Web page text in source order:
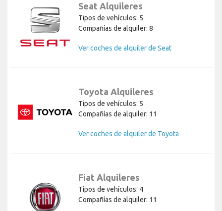
Seat Alquileres
Tipos de vehículos: 5
Compañías de alquiler: 8
Ver coches de alquiler de Seat
Toyota Alquileres
Tipos de vehículos: 5
Compañías de alquiler: 11
Ver coches de alquiler de Toyota
Fiat Alquileres
Tipos de vehículos: 4
Compañías de alquiler: 11